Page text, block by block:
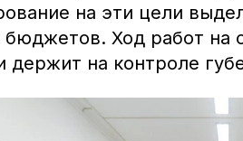
на эти цели
бюджетов. Ход работ на
держит на контроле